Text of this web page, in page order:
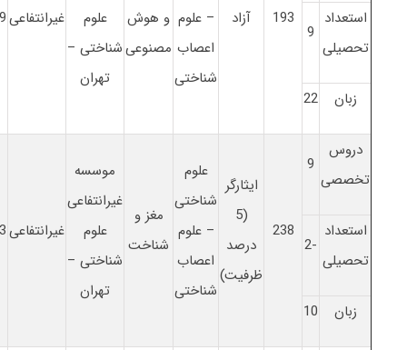
193 آزاد
– علوم
اعصاب
شناختی
و هوش
مصنوعی
علوم
شناختی –
تهران
غیرانتفاعی
استعداد
تحصیلی
9
زبان 22
دروس
تخصصی
9
238
ایثارگر
(5
درصد
ظرفیت)
علوم
شناختی
– علوم
اعصاب
شناختی
مغز و
شناخت
موسسه
غیرانتفاعی
علوم
شناختی –
تهران
غیرانتفاعی
استعداد
تحصیلی
-2
زبان 10